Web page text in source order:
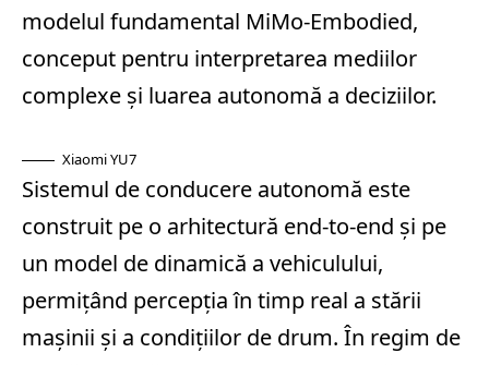
modelul fundamental MiMo‑Embodied,
conceput pentru interpretarea mediilor
complexe și luarea autonomă a deciziilor.
Xiaomi YU7
Sistemul de conducere autonomă este
construit pe o arhitectură end‑to‑end și pe
un model de dinamică a vehiculului,
permițând percepția în timp real a stării
mașinii și a condițiilor de drum. În regim de